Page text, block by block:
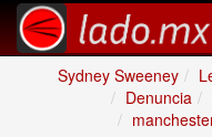
Sydney Sweeney
Denuncia